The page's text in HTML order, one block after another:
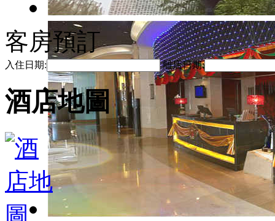
客房預訂
入住日期: 離店日期:
酒店地圖